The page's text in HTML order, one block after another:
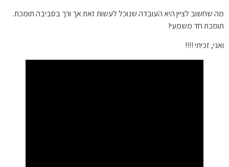
מה שחשוב לציין היא העובדה שנוכל לעשות זאת אך ורך בסביבה תומכת.
תומכת חד משמעי!
ואני, זכיתי !!!!